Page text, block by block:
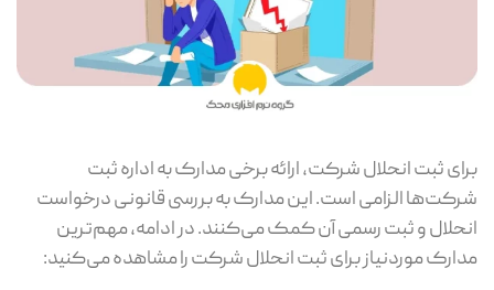
برای ثبت انحلال شرکت، ارائه برخی مدارک به اداره ثبت
شرکت‌ها الزامی است. این مدارک به بررسی قانونی درخواست
انحلال و ثبت رسمی آن کمک می‌کنند. در ادامه، مهم‌ترین
مدارک موردنیاز برای ثبت انحلال شرکت را مشاهده می‌کنید: